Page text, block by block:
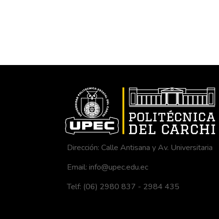
Dirección: Calle Antisana y Av. Universitaria
Email: info@upec.edu.ec
Telf: (06) 2980 837 - 2984 435